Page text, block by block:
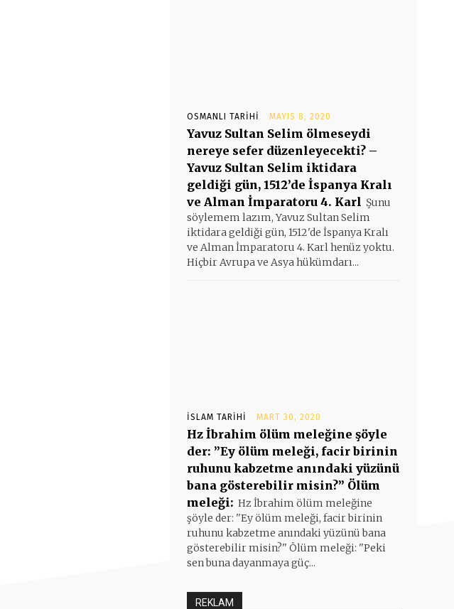
OSMANLI TARIHI MAYIS 8, 2020
Yavuz Sultan Selim ölmeseydi
nereye sefer düzenleyecekti? –
Yavuz Sultan Selim iktidara
geldiği gün, 1512’de İspanya Kralı
ve Alman İmparatoru 4. Karl Şunu
söylemem lazım, Yavuz Sultan Selim
iktidara geldiği gün, 1512'de İspanya Kralı
ve Alman İmparatoru 4. Karl henüz yoktu.
Hiçbir Avrupa ve Asya hükümdarı...
İSLAM TARIHI MART 30, 2020
Hz İbrahim ölüm meleğine şöyle
der: ”Ey ölüm meleği, facir birinin
ruhunu kabzetme anındaki yüzünü
bana gösterebilir misin?” Ölüm
meleği: Hz İbrahim ölüm meleğine
şöyle der: ''Ey ölüm meleği, facir birinin
ruhunu kabzetme anındaki yüzünü bana
gösterebilir misin?'' Ölüm meleği: ''Peki
sen buna dayanmaya güç...
REKLAM